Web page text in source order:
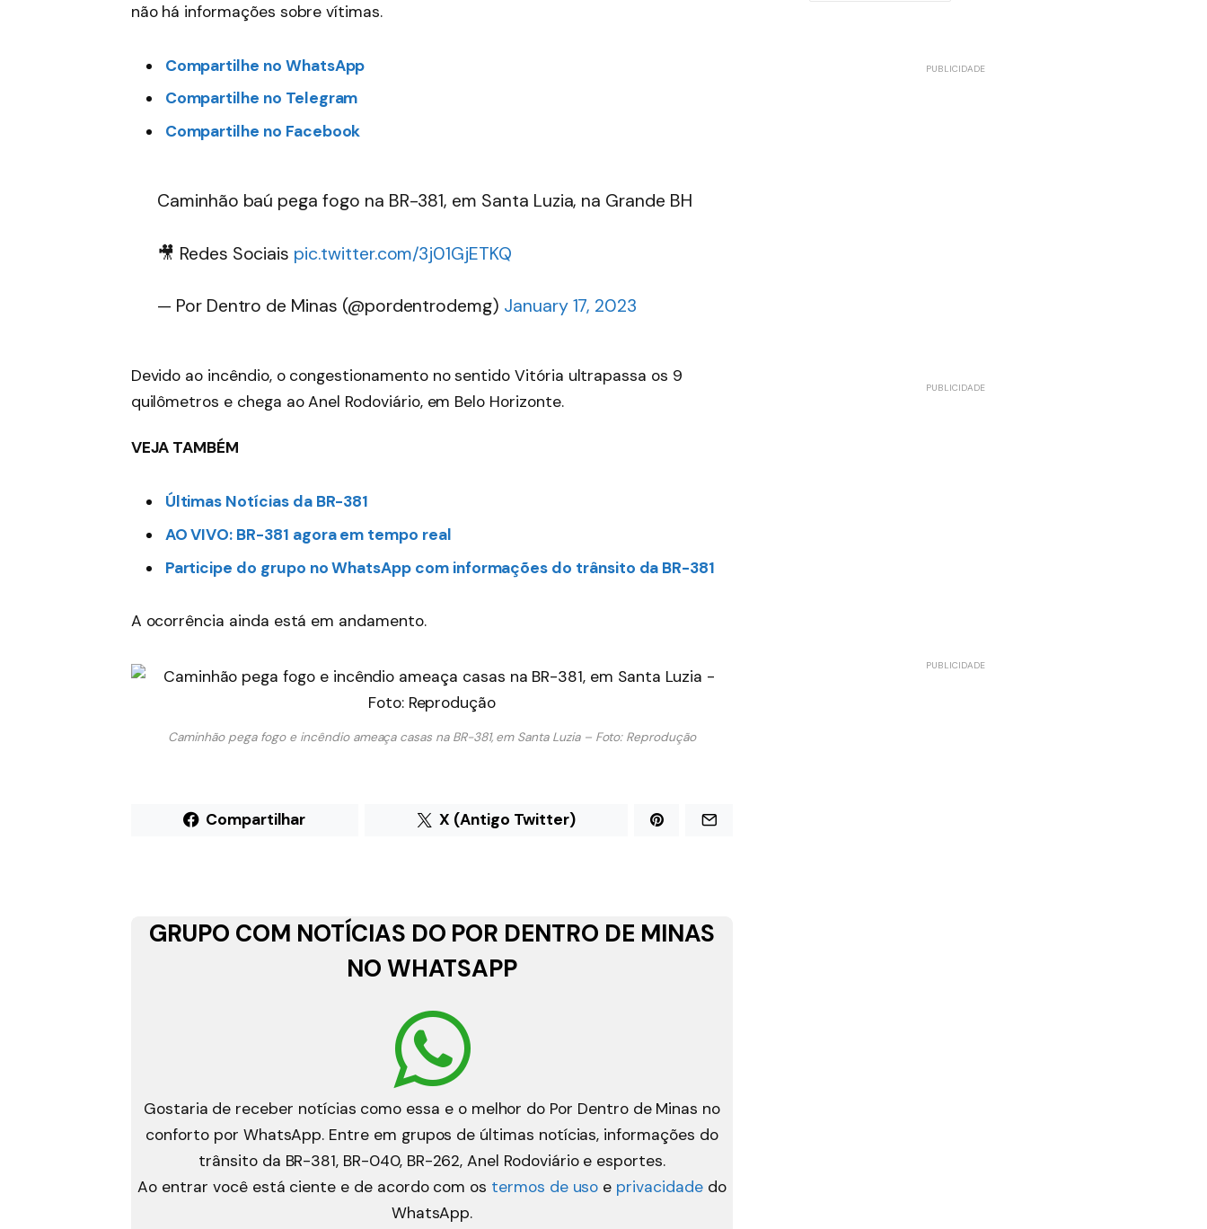
não há informações sobre vítimas.
Compartilhe no WhatsApp
Compartilhe no Telegram
Compartilhe no Facebook
Caminhão baú pega fogo na BR-381, em Santa Luzia, na Grande BH
🎥 Redes Sociais pic.twitter.com/3j01GjETKQ
— Por Dentro de Minas (@pordentrodemg) January 17, 2023
Devido ao incêndio, o congestionamento no sentido Vitória ultrapassa os 9
quilômetros e chega ao Anel Rodoviário, em Belo Horizonte.
VEJA TAMBÉM
Últimas Notícias da BR-381
AO VIVO: BR-381 agora em tempo real
Participe do grupo no WhatsApp com informações do trânsito da BR-381
A ocorrência ainda está em andamento.
Caminhão pega fogo e incêndio ameaça casas na BR-381, em Santa Luzia – Foto: Reprodução
Compartilhar X (Antigo Twitter)
GRUPO COM NOTÍCIAS DO POR DENTRO DE MINAS
NO WHATSAPP
Gostaria de receber notícias como essa e o melhor do Por Dentro de Minas no
conforto por WhatsApp. Entre em grupos de últimas notícias, informações do
trânsito da BR-381, BR-040, BR-262, Anel Rodoviário e esportes.
Ao entrar você está ciente e de acordo com os termos de uso e privacidadedo
WhatsApp.